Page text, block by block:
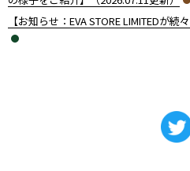
【お知らせ：EVA STORE LIMITEDが